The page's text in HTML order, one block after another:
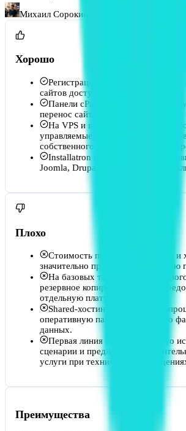
Михаил Сорокин
Хорошо
Регистрация домена, хостинг,
сайтов доступны в одном аккаунте.
Панели cPanel и Plesk упрощают
перенос сайтов.
На VPS и выделенных серверах
управляемые варианты для
собственного штата
Installatron поддерживает
Joomla, Drupal и OpenCart в один
Плохо
Стоимость продления доменов и
значительно превышать стартовую
На базовых тарифах
резервное копирование могут
отдельную плату.
Shared-хостинг ограничивает
оперативную память, количество
данных.
Первая линия поддержки часто
сценарии и предлагает
услуги при технических
Преимущества